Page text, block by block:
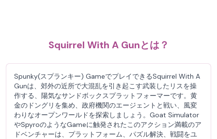
Squirrel With A Gunとは？
Spunky(スプランキー) GameでプレイできるSquirrel With A
Gunは、郊外の近所で大混乱を引き起こす武装したリスを操
作する、陽気なサンドボックスプラットフォーマーです。黄
金のドングリを集め、政府機関のエージェントと戦い、風変
わりなオープンワールドを探索しましょう。Goat Simulator
やSpyroのようなGameに触発されたこのアクション満載のア
ドベンチャーは、プラットフォーム、パズル解決、戦闘をユ